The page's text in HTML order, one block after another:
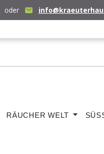
oder
RÄUCHER WELT